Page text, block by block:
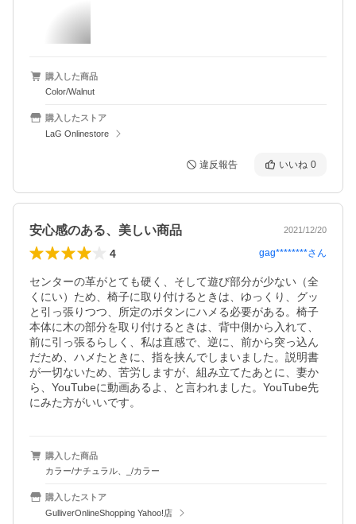
購入した商品
Color/Walnut
購入したストア
LaG Onlinestore
違反報告 いいね 0
安心感のある、美しい商品 2021/12/20
4 gag********さん
センターの革がとても硬く、そして遊び部分が少ない（全
くにい）ため、椅子に取り付けるときは、ゆっくり、グッ
と引っ張りつつ、所定のボタンにハメる必要がある。椅子
本体に木の部分を取り付けるときは、背中側から入れて、
前に引っ張るらしく、私は直感で、逆に、前から突っ込ん
だため、ハメたときに、指を挟んでしまいました。説明書
が一切ないため、苦労しますが、組み立てたあとに、妻か
ら、YouTubeに動画あるよ、と言われました。YouTube先
にみた方がいいです。
購入した商品
カラー/ナチュラル、_/カラー
購入したストア
GulliverOnlineShopping Yahoo!店